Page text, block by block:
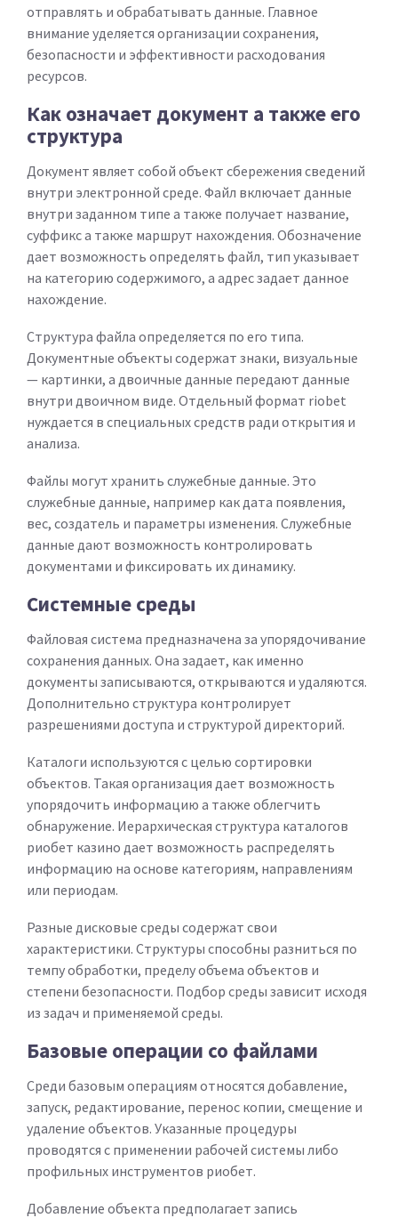
отправлять и обрабатывать данные. Главное
внимание уделяется организации сохранения,
безопасности и эффективности расходования
ресурсов.
Как означает документ а также его
структура
Документ являет собой объект сбережения сведений
внутри электронной среде. Файл включает данные
внутри заданном типе а также получает название,
суффикс а также маршрут нахождения. Обозначение
дает возможность определять файл, тип указывает
на категорию содержимого, а адрес задает данное
нахождение.
Структура файла определяется по его типа.
Документные объекты содержат знаки, визуальные
— картинки, а двоичные данные передают данные
внутри двоичном виде. Отдельный формат riobet
нуждается в специальных средств ради открытия и
анализа.
Файлы могут хранить служебные данные. Это
служебные данные, например как дата появления,
вес, создатель и параметры изменения. Служебные
данные дают возможность контролировать
документами и фиксировать их динамику.
Системные среды
Файловая система предназначена за упорядочивание
сохранения данных. Она задает, как именно
документы записываются, открываются и удаляются.
Дополнительно структура контролирует
разрешениями доступа и структурой директорий.
Каталоги используются с целью сортировки
объектов. Такая организация дает возможность
упорядочить информацию а также облегчить
обнаружение. Иерархическая структура каталогов
риобет казино дает возможность распределять
информацию на основе категориям, направлениям
или периодам.
Разные дисковые среды содержат свои
характеристики. Структуры способны разниться по
темпу обработки, пределу объема объектов и
степени безопасности. Подбор среды зависит исходя
из задач и применяемой среды.
Базовые операции со файлами
Среди базовым операциям относятся добавление,
запуск, редактирование, перенос копии, смещение и
удаление объектов. Указанные процедуры
проводятся с применении рабочей системы либо
профильных инструментов риобет.
Добавление объекта предполагает запись